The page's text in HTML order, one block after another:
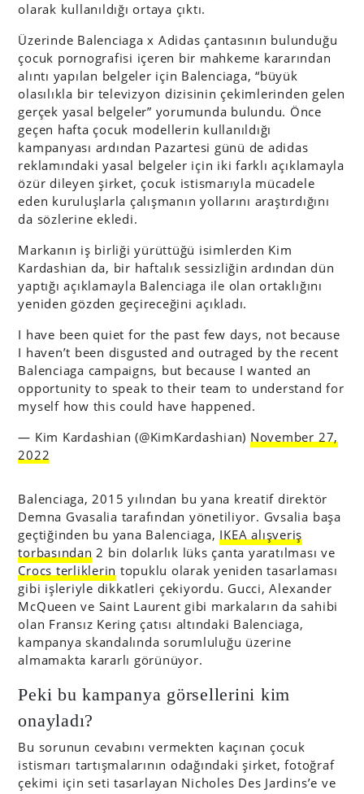
olarak kullanıldığı ortaya çıktı.
Üzerinde Balenciaga x Adidas çantasının bulunduğu
çocuk pornografisi içeren bir mahkeme kararından
alıntı yapılan belgeler için Balenciaga, “büyük
olasılıkla bir televizyon dizisinin çekimlerinden gelen
gerçek yasal belgeler” yorumunda bulundu. Önce
geçen hafta çocuk modellerin kullanıldığı
kampanyası ardından Pazartesi günü de adidas
reklamındaki yasal belgeler için iki farklı açıklamayla
özür dileyen şirket, çocuk istismarıyla mücadele
eden kuruluşlarla çalışmanın yollarını araştırdığını
da sözlerine ekledi.
Markanın iş birliği yürüttüğü isimlerden Kim
Kardashian da, bir haftalık sessizliğin ardından dün
yaptığı açıklamayla Balenciaga ile olan ortaklığını
yeniden gözden geçireceğini açıkladı.
I have been quiet for the past few days, not because
I haven’t been disgusted and outraged by the recent
Balenciaga campaigns, but because I wanted an
opportunity to speak to their team to understand for
myself how this could have happened.
— Kim Kardashian (@KimKardashian) November 27,
2022
Balenciaga, 2015 yılından bu yana kreatif direktör
Demna Gvasalia tarafından yönetiliyor. Gvsalia başa
geçtiğinden bu yana Balenciaga, IKEA alışveriş
torbasından 2 bin dolarlık lüks çanta yaratılması ve
Crocs terliklerin topuklu olarak yeniden tasarlaması
gibi işleriyle dikkatleri çekiyordu. Gucci, Alexander
McQueen ve Saint Laurent gibi markaların da sahibi
olan Fransız Kering çatısı altındaki Balenciaga,
kampanya skandalında sorumluluğu üzerine
almamakta kararlı görünüyor.
Peki bu kampanya görsellerini kim
onayladı?
Bu sorunun cevabını vermekten kaçınan çocuk
istismarı tartışmalarının odağındaki şirket, fotoğraf
çekimi için seti tasarlayan Nicholes Des Jardins’e ve